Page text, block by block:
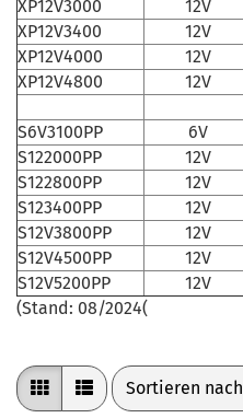
XP12V3000
12V
XP12V3400
12V
XP12V4000
12V
XP12V4800
12V
S6V3100PP 6V
S122000PP
12V
S122800PP
12V
S123400PP
12V
S12V3800PP
12V
S12V4500PP
12V
S12V5200PP
12V
(Stand: 08/2024(
Sortieren nach
Sortieren nach